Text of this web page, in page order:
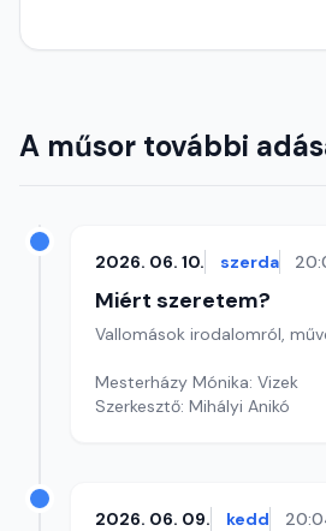
A műsor további
2026. 06. 10. szerda
Miért szeretem?
Vallomások irodalomról,
Mesterházy Mónika: Vizek
Szerkesztő: Mihályi Anikó
2026. 06. 09. kedd